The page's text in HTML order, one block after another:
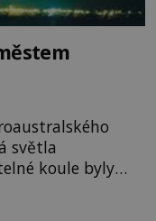
světla
nichž se
Svědek, který